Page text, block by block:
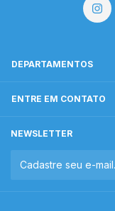
DEPARTAMENTOS
ENTRE EM CONTATO
NEWSLETTER